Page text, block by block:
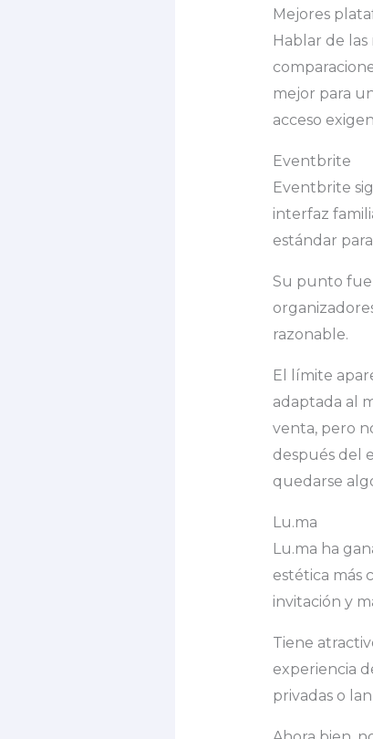
Mejores
Hablar de
mejor para
acceso
Eventbrite
Eventbrite
interfaz
estándar
Su punto
razonable.
El límite
adaptada al
venta, pero
después del
quedarse
Lu.ma
Lu.ma ha
estética más
invitación y
Tiene
experiencia
privadas o